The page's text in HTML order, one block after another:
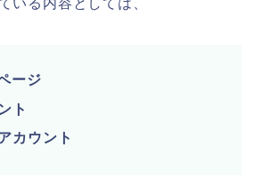
いる内容としては、
ージ
ト
カウント